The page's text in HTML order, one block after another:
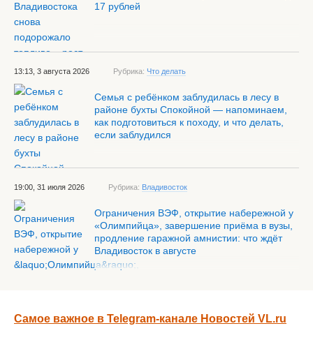
17 рублей
13:13, 3 августа 2026 Рубрика: Что делать
Семья с ребёнком заблудилась в лесу в
районе бухты Спокойной — напоминаем,
как подготовиться к походу, и что делать,
если заблудился
19:00, 31 июля 2026 Рубрика: Владивосток
Ограничения ВЭФ, открытие набережной у
«Олимпийца», завершение приёма в вузы,
продление гаражной амнистии: что ждёт
Владивосток в августе
Самое важное в Telegram-канале Новостей VL.ru